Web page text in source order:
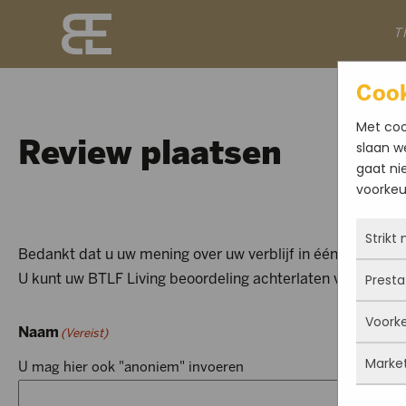
Review plaatsen
Bedankt dat u uw mening over uw verblijf in één van
U kunt uw BTLF Living beoordeling achterlaten via
Naam (Vereist)
U mag hier ook "anoniem" invoeren
Met
slaan
gaat
Strikt
Met
de